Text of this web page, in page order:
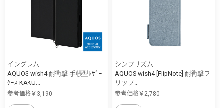
イングレム
AQUOS wish4 耐衝撃 手帳型ﾚｻﾞｰ
ｹｰｽ KAKU...
参考価格￥3,190
シンプリズム
AQUOS wish4 [FlipNote] 耐衝撃フ
リップ...
参考価格￥2,780